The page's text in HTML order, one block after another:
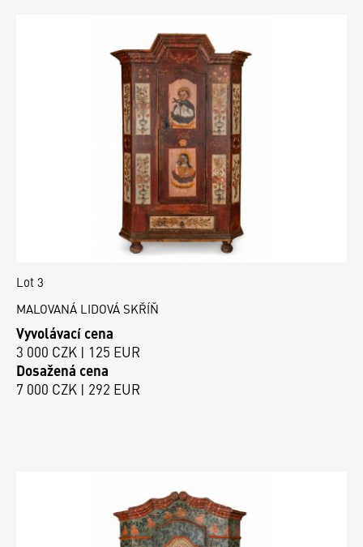
Lot 3
MALOVANÁ LIDOVÁ SKŘÍŇ
Vyvolávací cena
3 000 CZK | 125 EUR
Dosažená cena
7 000 CZK | 292 EUR